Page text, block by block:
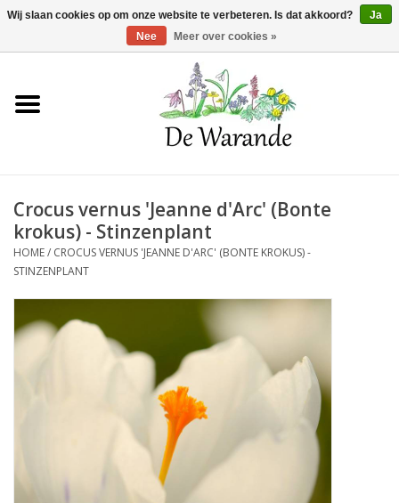
Winkelwagen >0 Artikelen - €0,00
Home
Voorjaarsbloeiers
Zomerbloeiers
Crocus vernus 'Jeanne d'Arc' (Bonte
krokus) - Stinzenplant
HOME/ CROCUS VERNUS 'JEANNE D'ARC' (BONTE KROKUS) -
STINZENPLANT
Wij slaan cookies op om onze website te verbeteren. Is dat akkoord?
Ja
Nee
Meer over cookies »